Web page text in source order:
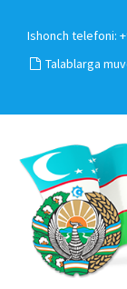
Ishonch telefoni:
Talablarga